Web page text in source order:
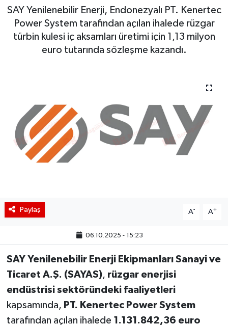
SAY Yenilenebilir Enerji, Endonezyalı PT. Kenertec
Power System tarafından açılan ihalede rüzgar
türbin kulesi iç aksamları üretimi için 1,13 milyon
euro tutarında sözleşme kazandı.
Paylaş A- A+
06.10.2025 - 15:23
SAY Yenilenebilir Enerji Ekipmanları Sanayi ve
Ticaret A.Ş. (SAYAS), rüzgar enerjisi
endüstrisi sektöründeki faaliyetleri
kapsamında, PT. Kenertec Power System
tarafından açılan ihalede 1.131.842,36 euro
BIST 100 Isı Haritası
Coin Isı Haritası
Kiripto Para Piyasası
Gizlilik Sözleşmesi
Hakkımızda